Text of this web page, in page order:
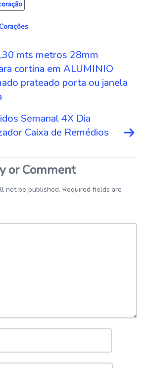
mts metros 28mm
cortina em ALUMINIO
prateado porta ou janela
Semanal 4X Dia
Caixa de Remédios
or Comment
not be published. Required fields are